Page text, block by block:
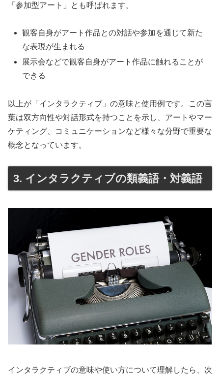
「参加型アート」とも呼ばれます。
観客自身がアート作品との対話や参加を通じて新た
な表現が生まれる
展示会などで観客自身がアート作品に触れることが
できる
以上が「インタラクティブ」の意味と使用例です。この言
葉は双方向性や対話形式を持つことを示し、アートやマー
ケティング、コミュニケーションなど様々な分野で重要な
概念となっています。
3. インタラクティブの類義語・対義語
インタラクティブの意味や使い方について理解したら、次